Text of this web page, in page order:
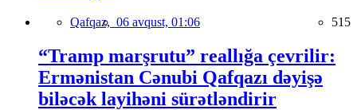
Qafqaz, 06 avqust, 01:06 515
“Tramp marşrutu” reallığa çevrilir:
Ermənistan Cənubi Qafqazı dəyişə
biləcək layihəni sürətləndirir